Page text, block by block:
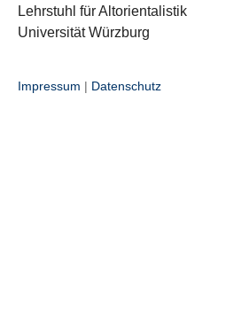
Lehrstuhl für Altorientalistik
Universität Würzburg
Impressum | Datenschutz